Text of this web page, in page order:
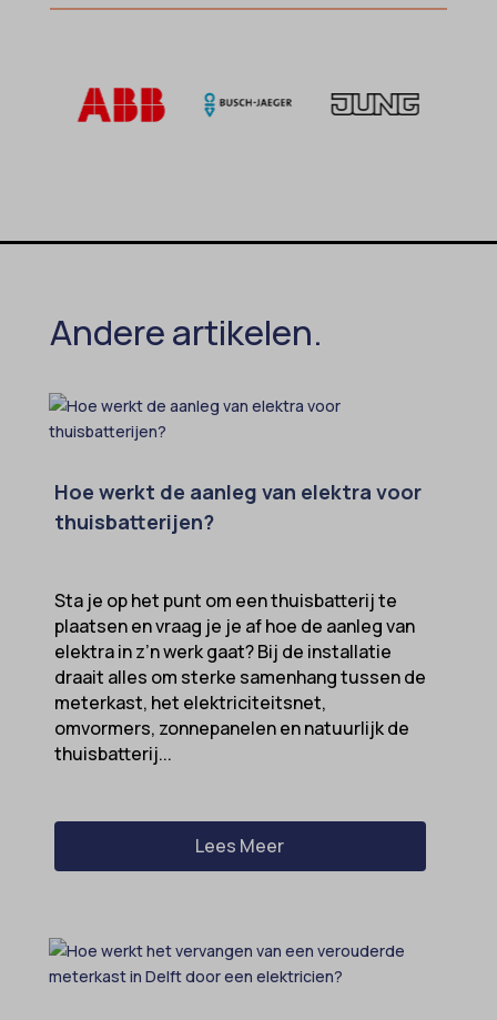
Andere artikelen.
Hoe werkt de aanleg van elektra voor
thuisbatterijen?
Sta je op het punt om een thuisbatterij te
plaatsen en vraag je je af hoe de aanleg van
elektra in z’n werk gaat? Bij de installatie
draait alles om sterke samenhang tussen de
meterkast, het elektriciteitsnet,
omvormers, zonnepanelen en natuurlijk de
thuisbatterij...
Lees Meer
MicrosoftApplicationsTelemetryDeviceId
popupShow
sensorsdata2015jssdkcross
ssm_au_c
tarteaucitron
twCookieConsent